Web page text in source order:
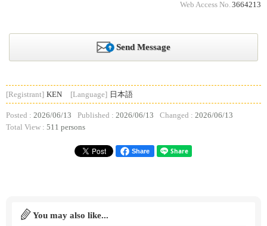
Web Access No. 3664213
Send Message
[Registrant] KEN [Language] 日本語
Posted : 2026/06/13 Published : 2026/06/13 Changed : 2026/06/13
Total View : 511 persons
Share
You may also like...